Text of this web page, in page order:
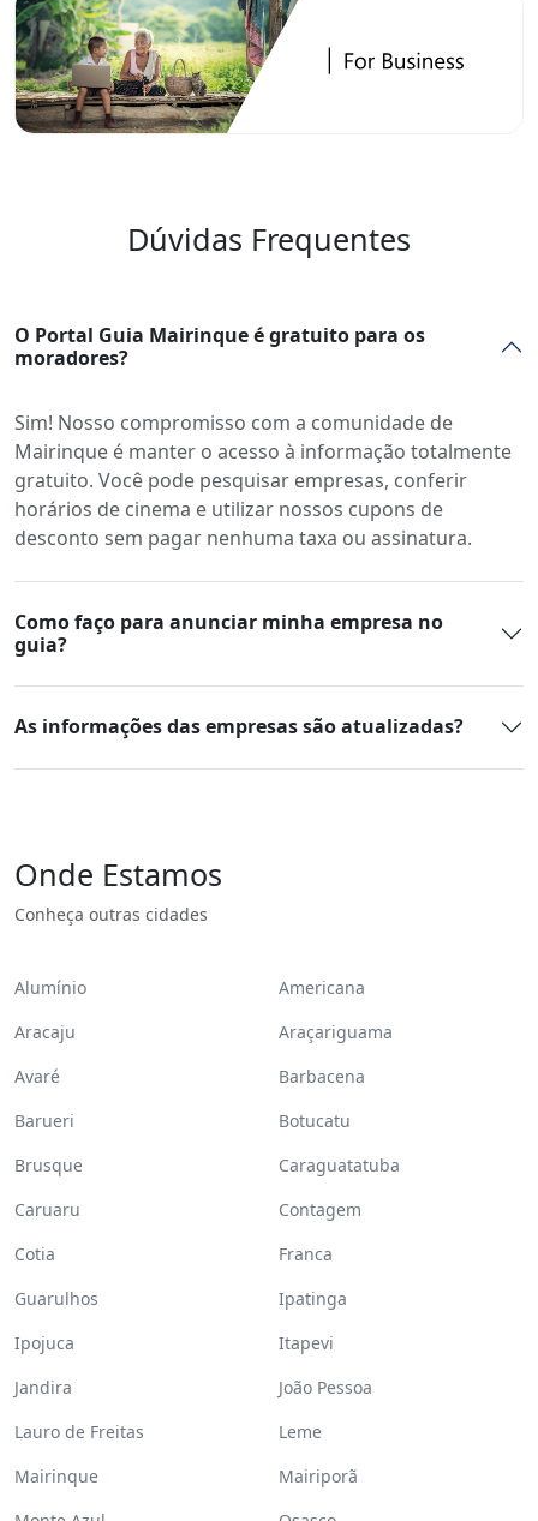
Dúvidas Frequentes
O Portal Guia Mairinque é gratuito para os
moradores?
Sim! Nosso compromisso com a comunidade de
Mairinque é manter o acesso à informação totalmente
gratuito. Você pode pesquisar empresas, conferir
horários de cinema e utilizar nossos cupons de
desconto sem pagar nenhuma taxa ou assinatura.
Como faço para anunciar minha empresa no
guia?
As informações das empresas são atualizadas?
Onde Estamos
Conheça outras cidades
Alumínio
Americana
Aracaju
Araçariguama
Avaré
Barbacena
Barueri
Botucatu
Brusque
Caraguatatuba
Caruaru
Contagem
Cotia
Franca
Guarulhos
Ipatinga
Ipojuca
Itapevi
Jandira
João Pessoa
Lauro de Freitas
Leme
Mairinque
Mairiporã